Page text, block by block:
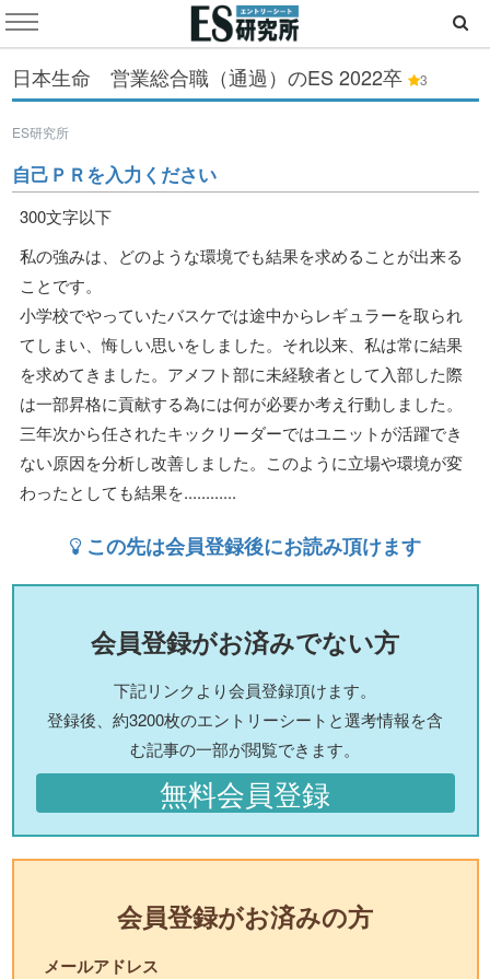
日本生命 営業総合職（通過）のES 2022卒 3
ES研究所
自己ＰＲを入力ください
300文字以下
私の強みは、どのような環境でも結果を求めることが出来る
ことです。
小学校でやっていたバスケでは途中からレギュラーを取られ
てしまい、悔しい思いをしました。それ以来、私は常に結果
を求めてきました。アメフト部に未経験者として入部した際
は一部昇格に貢献する為には何が必要か考え行動しました。
三年次から任されたキックリーダーではユニットが活躍でき
ない原因を分析し改善しました。このように立場や環境が変
わったとしても結果を............
この先は会員登録後にお読み頂けます
会員登録がお済みでない方
下記リンクより会員登録頂けます。
登録後、約3200枚のエントリーシートと選考情報を含
む記事の一部が閲覧できます。
無料会員登録
会員登録がお済みの方
メールアドレス